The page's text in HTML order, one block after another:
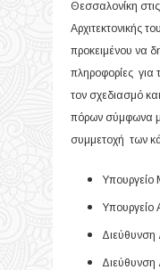
Θεσσαλονίκη
Αρχιτεκτονικής
προκειμένου να
πληροφορίες για
τον σχεδιασμό
πόρων σύμφωνα
συμμετοχή των
Υπουργείο
Υπουργείο
Διεύθυνση
Διεύθυνση